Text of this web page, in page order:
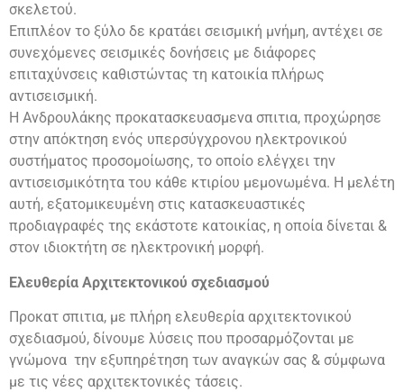
σκελετού.
Επιπλέον το ξύλο δε κρατάει σεισμική μνήμη, αντέχει σε
συνεχόμενες σεισμικές δονήσεις με διάφορες
επιταχύνσεις καθιστώντας τη κατοικία πλήρως
αντισεισμική.
Η Ανδρουλάκης προκατασκευασμενα σπιτια, προχώρησε
στην απόκτηση ενός υπερσύγχρονου ηλεκτρονικού
συστήματος προσομοίωσης, το οποίο ελέγχει την
αντισεισμικότητα του κάθε κτιρίου μεμονωμένα. Η μελέτη
αυτή, εξατομικευμένη στις κατασκευαστικές
προδιαγραφές της εκάστοτε κατοικίας, η οποία δίνεται &
στον ιδιοκτήτη σε ηλεκτρονική μορφή.
Ελευθερία Αρχιτεκτονικού σχεδιασμού
Προκατ σπιτια, με πλήρη ελευθερία αρχιτεκτονικού
σχεδιασμού, δίνουμε λύσεις που προσαρμόζονται με
γνώμονα την εξυπηρέτηση των αναγκών σας & σύμφωνα
με τις νέες αρχιτεκτονικές τάσεις.